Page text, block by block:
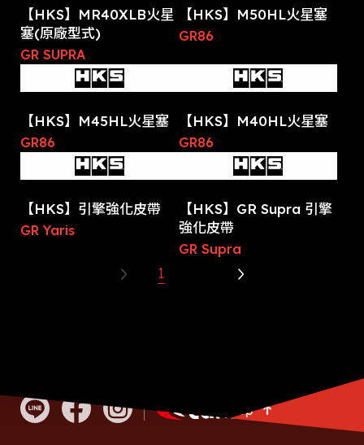
【HKS】MR40XLB火星
塞(原廠型式)
GR SUPRA
【HKS】M50HL火星塞
GR86
【HKS】M45HL火星塞
GR86
【HKS】M40HL火星塞
GR86
【HKS】引擎強化皮帶
GR Yaris
【HKS】GR Supra 引擎
強化皮帶
GR Supra
1
Go Top